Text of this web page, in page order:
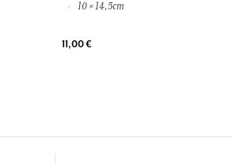
10 × 14,5cm
11,00 €